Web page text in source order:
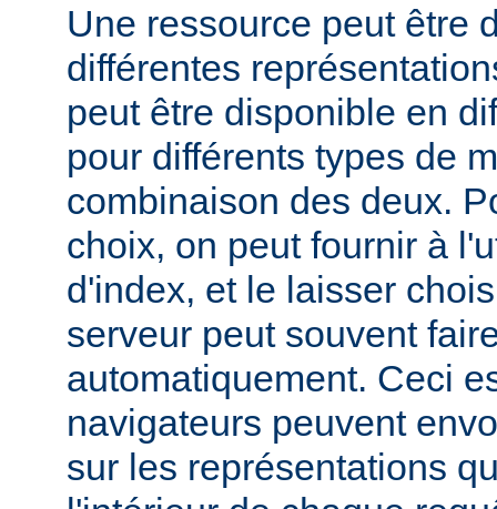
Une ressource peut être
différentes
peut être disponible en
pour différents types de
combinaison des deux.
choix, on peut fournir à
d'index, et le laisser
serveur peut souvent
automatiquement. Ceci
navigateurs peuvent
sur les représentations